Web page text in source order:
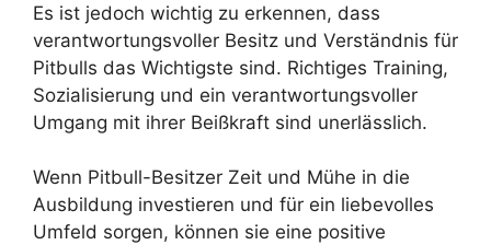
Es ist jedoch wichtig zu erkennen, dass
verantwortungsvoller Besitz und Verständnis für
Pitbulls das Wichtigste sind. Richtiges Training,
Sozialisierung und ein verantwortungsvoller
Umgang mit ihrer Beißkraft sind unerlässlich.
Wenn Pitbull-Besitzer Zeit und Mühe in die
Ausbildung investieren und für ein liebevolles
Umfeld sorgen, können sie eine positive